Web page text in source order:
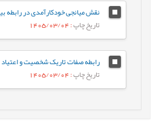
تاریخ چاپ: 1405/03/04
تاریخ چاپ: 1405/03/04